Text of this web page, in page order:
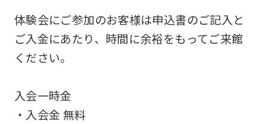
体験会にご参加のお客様は申込書のご記入と
ご入金にあたり、時間に余裕をもってご来館
ください。
入会一時金
・入会金 無料
be
an